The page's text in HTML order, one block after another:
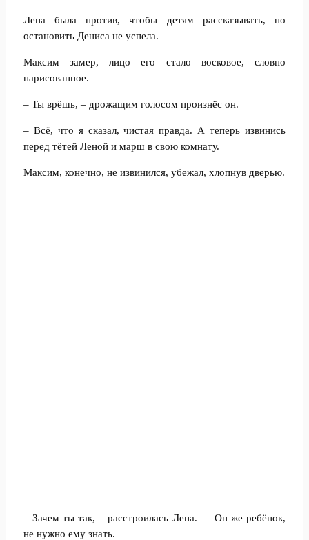
Лена была против, чтобы детям рассказывать, но
остановить Дениса не успела.
Максим замер, лицо его стало восковое, словно
нарисованное.
– Ты врёшь, – дрожащим голосом произнёс он.
– Всё, что я сказал, чистая правда. А теперь извинись
перед тётей Леной и марш в свою комнату.
Максим, конечно, не извинился, убежал, хлопнув дверью.
– Зачем ты так, – расстроилась Лена. — Он же ребёнок,
не нужно ему знать.